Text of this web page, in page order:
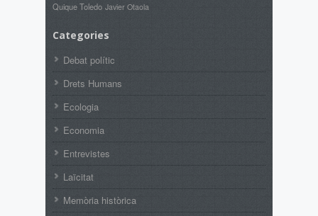
Quique Toledo Javier Otaola
Categories
Debat polític
Drets Humans
Ecologia
Economia
Entrevistes
Laïcitat
Memòria històrica